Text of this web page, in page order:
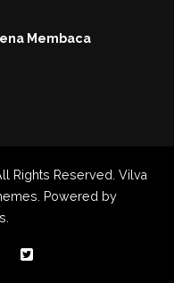
Membaca
Rights Reserved. Vilva
. Powered by